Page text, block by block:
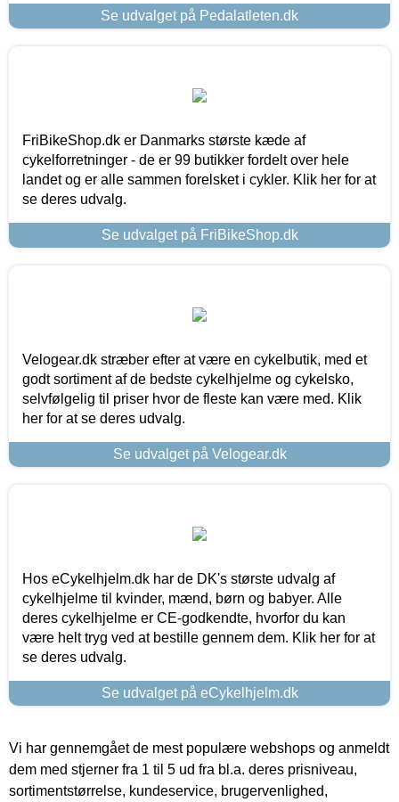
Se udvalget på Pedalatleten.dk
FriBikeShop.dk er Danmarks største kæde af
cykelforretninger - de er 99 butikker fordelt over hele
landet og er alle sammen forelsket i cykler. Klik her for at
se deres udvalg.
Se udvalget på FriBikeShop.dk
Velogear.dk stræber efter at være en cykelbutik, med et
godt sortiment af de bedste cykelhjelme og cykelsko,
selvfølgelig til priser hvor de fleste kan være med. Klik
her for at se deres udvalg.
Se udvalget på Velogear.dk
Hos eCykelhjelm.dk har de DK's største udvalg af
cykelhjelme til kvinder, mænd, børn og babyer. Alle
deres cykelhjelme er CE-godkendte, hvorfor du kan
være helt tryg ved at bestille gennem dem. Klik her for at
se deres udvalg.
Se udvalget på eCykelhjelm.dk
Vi har gennemgået de mest populære webshops og anmeldt
dem med stjerner fra 1 til 5 ud fra bl.a. deres prisniveau,
sortimentstørrelse, kundeservice, brugervenlighed,